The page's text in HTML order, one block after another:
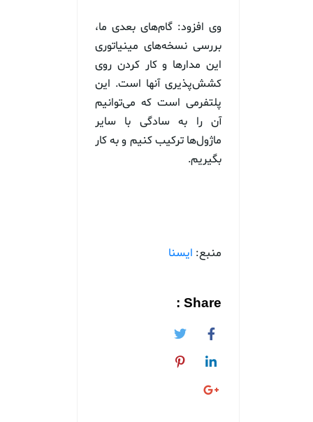
وی افزود: گام‌های بعدی ما،
بررسی نسخه‌های مینیاتوری
این مدارها و کار کردن روی
کشش‌پذیری آنها است. این
پلتفرمی است که می‌توانیم
آن را به سادگی با سایر
ماژول‌ها ترکیب کنیم و به کار
بگیریم.
منبع: ایسنا
Share :